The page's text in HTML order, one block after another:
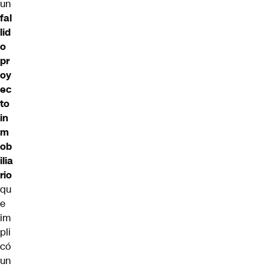
un
fal
lid
o
pr
oy
ec
to
in
m
ob
ilia
rio
qu
e
im
pli
có
un